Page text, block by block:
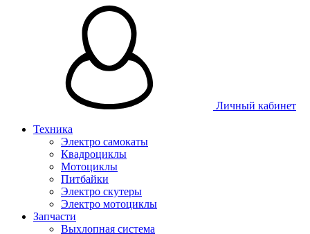
Личный кабинет
Техника
Электро самокаты
Квадроциклы
Мотоциклы
Питбайки
Электро скутеры
Электро мотоциклы
Запчасти
Выхлопная система